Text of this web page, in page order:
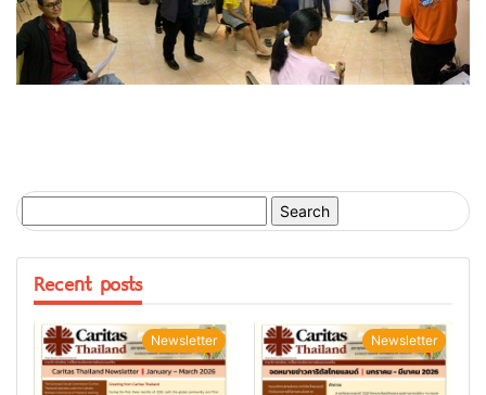
for:
Recent posts
Newsletter Newsletter